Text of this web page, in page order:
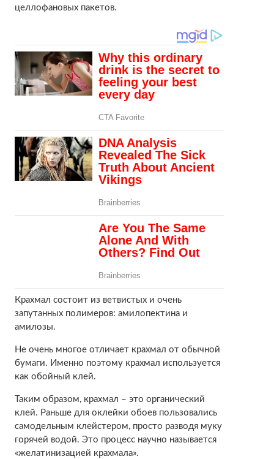
целлофановых пакетов.
Крахмал состоит из ветвистых и очень
запутанных полимеров: амилопектина и
амилозы.
Не очень многое отличает крахмал от обычной
бумаги. Именно поэтому крахмал используется
как обойный клей.
Таким образом, крахмал – это органический
клей. Раньше для оклейки обоев пользовались
самодельным клейстером, просто разводя муку
горячей водой. Это процесс научно называется
«желатинизацией крахмала».